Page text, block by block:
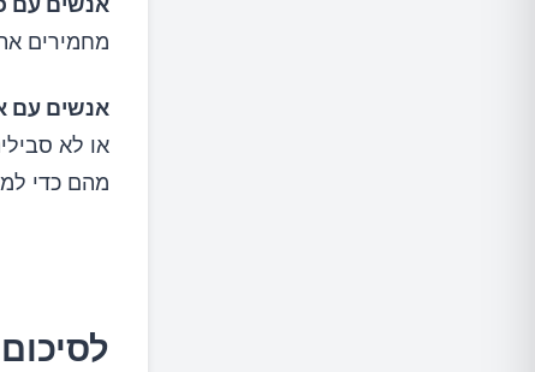
מחמירים
אנשים עם
או לא
מהם כדי
לסיכום